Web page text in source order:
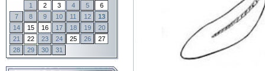
1
2 3 4 5
6
7
8 9 10 11 12
13
14
15 16 17 18 19
20
21
22 23 24 25 26
27
28
29 30 31